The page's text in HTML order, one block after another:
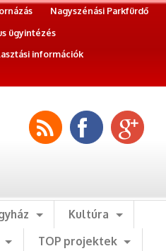
Nagyszénási Parkfürdő
ügyintézés
információk
Kultúra
TOP projektek